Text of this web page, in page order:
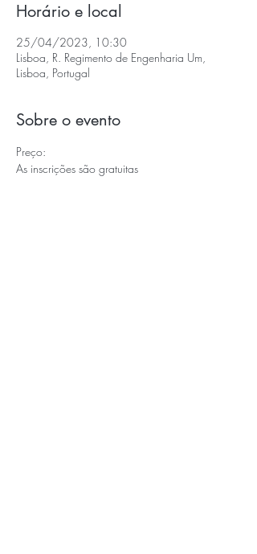
Horário e local
25/04/2023, 10:30
Lisboa, R. Regimento de Engenharia Um,
Lisboa, Portugal
Sobre o evento
Preço:
As inscrições são gratuitas